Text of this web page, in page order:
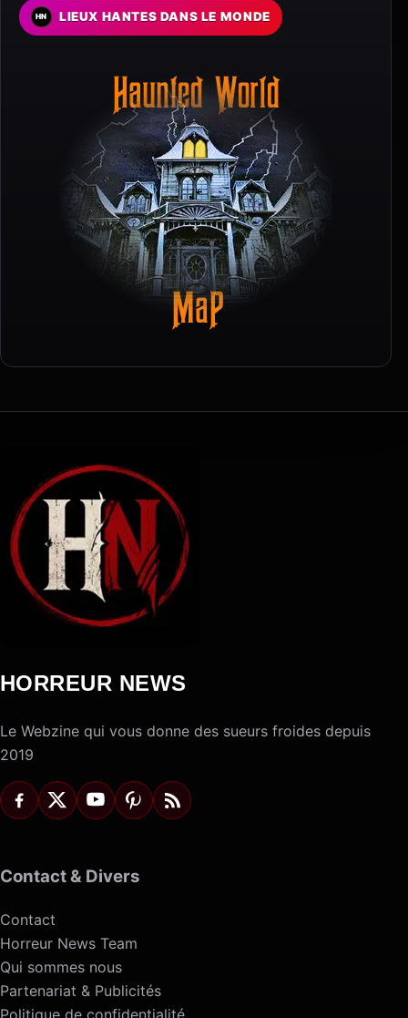
LIEUX HANTES DANS LE MONDE
HORREUR NEWS
Le Webzine qui vous donne des sueurs froides depuis
2019
Contact & Divers
Contact
Horreur News Team
Qui sommes nous
Partenariat & Publicités
Politique de confidentialité